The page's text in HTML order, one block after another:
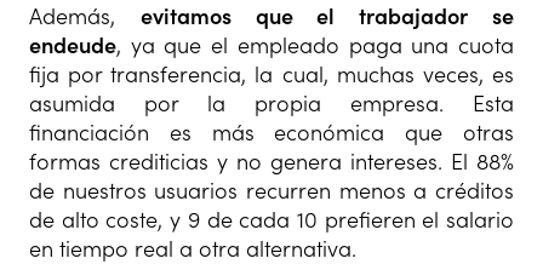
Además, evitamos que el trabajador se
endeude, ya que el empleado paga una cuota
fija por transferencia, la cual, muchas veces, es
asumida por la propia empresa. Esta
financiación es más económica que otras
formas crediticias y no genera intereses. El 88%
de nuestros usuarios recurren menos a créditos
de alto coste, y 9 de cada 10 prefieren el salario
en tiempo real a otra alternativa.